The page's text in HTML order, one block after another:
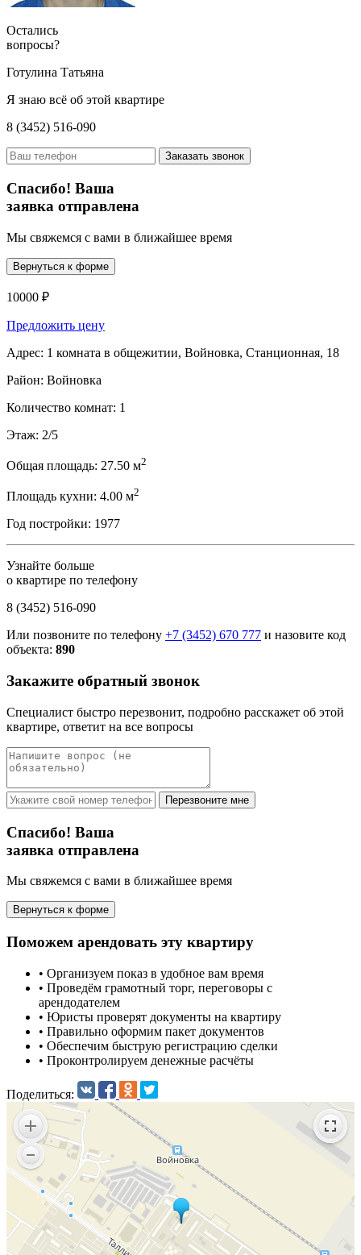
Остались
вопросы?
Готулина Татьяна
Я знаю всё об этой квартире
8 (3452) 516-090
Заказать звонок
Спасибо! Ваша
заявка отправлена
Мы свяжемся с вами в ближайшее время
Вернуться к форме
10000 ₽
Предложить цену
Адрес: 1 комната в общежитии, Войновка, Станционная, 18
Район: Войновка
Количество комнат: 1
Этаж: 2/5
Общая площадь: 27.50 м2
Площадь кухни: 4.00 м2
Год постройки: 1977
Узнайте больше
о квартире по телефону
8 (3452) 516-090
Или позвоните по телефону +7 (3452) 670 777 и назовите код
объекта: 890
Закажите обратный звонок
Специалист быстро перезвонит, подробно расскажет об этой
квартире, ответит на все вопросы
Перезвоните мне
Спасибо! Ваша
заявка отправлена
Мы свяжемся с вами в ближайшее время
Вернуться к форме
Поможем арендовать эту квартиру
• Организуем показ в удобное вам время
• Проведём грамотный торг, переговоры с
арендодателем
• Юристы проверят документы на квартиру
• Правильно оформим пакет документов
• Обеспечим быструю регистрацию сделки
• Проконтролируем денежные расчёты
Поделиться: